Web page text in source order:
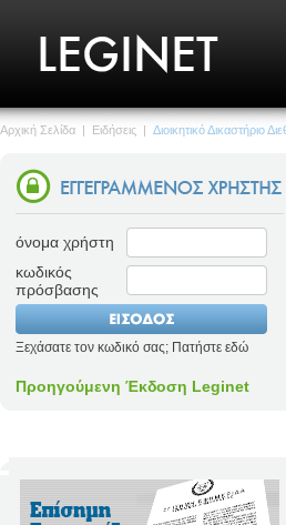
Αρχική Σελίδα | Ειδήσεις | Διοικητικό Δικαστήριο
όνομα χρήστη
κωδικός
πρόσβασης
Ξεχάσατε τον κωδικό σας; Πατήστε εδώ
Προηγούμενη Έκδοση Leginet